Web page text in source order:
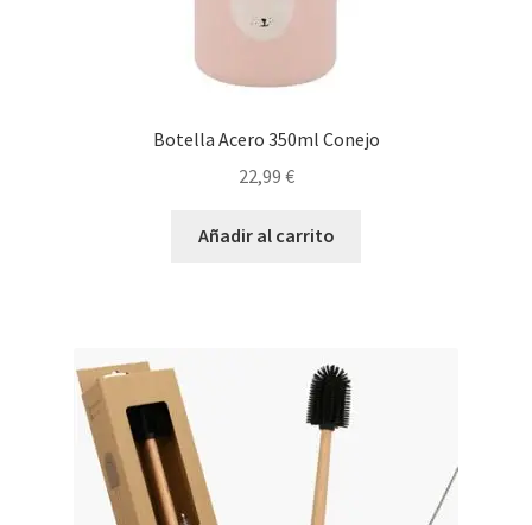
Botella Acero 350ml Conejo
22,99 €
Añadir al carrito